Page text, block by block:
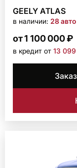
GEELY ATLAS
в наличии: 28 авто
от 1 100 000 ₽
в кредит от 13